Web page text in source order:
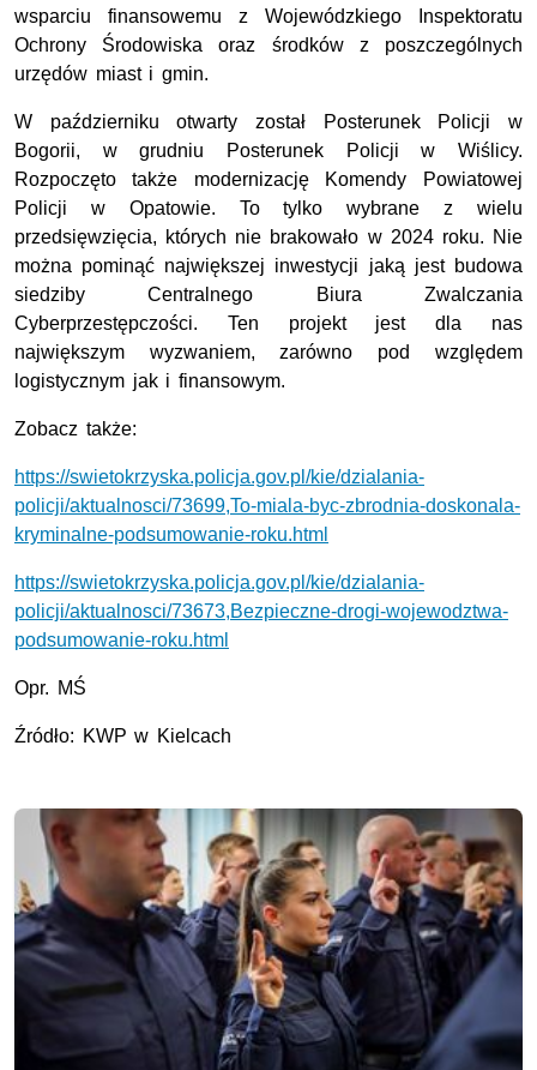
wsparciu finansowemu z Wojewódzkiego Inspektoratu
Ochrony Środowiska oraz środków z poszczególnych
urzędów miast i gmin.
W październiku otwarty został Posterunek Policji w
Bogorii, w grudniu Posterunek Policji w Wiślicy.
Rozpoczęto także modernizację Komendy Powiatowej
Policji w Opatowie. To tylko wybrane z wielu
przedsięwzięcia, których nie brakowało w 2024 roku. Nie
można pominąć największej inwestycji jaką jest budowa
siedziby Centralnego Biura Zwalczania
Cyberprzestępczości. Ten projekt jest dla nas
największym wyzwaniem, zarówno pod względem
logistycznym jak i finansowym.
Zobacz także:
https://swietokrzyska.policja.gov.pl/kie/dzialania-
policji/aktualnosci/73699,To-miala-byc-zbrodnia-doskonala-
kryminalne-podsumowanie-roku.html
https://swietokrzyska.policja.gov.pl/kie/dzialania-
policji/aktualnosci/73673,Bezpieczne-drogi-wojewodztwa-
podsumowanie-roku.html
Opr. MŚ
Źródło: KWP w Kielcach